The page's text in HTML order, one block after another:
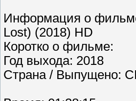
Информация о
Lost) (2018) HD
Коротко о фильме:
Год выхода: 2018
Страна / Выпущено: